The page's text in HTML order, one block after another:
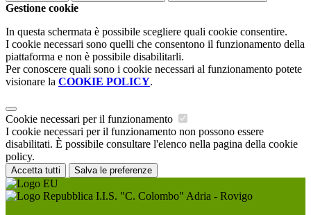
Gestione cookie
In questa schermata è possibile scegliere quali cookie consentire.
I cookie necessari sono quelli che consentono il funzionamento della
piattaforma e non è possibile disabilitarli.
Per conoscere quali sono i cookie necessari al funzionamento potete
visionare la COOKIE POLICY.
Cookie necessari per il funzionamento
I cookie necessari per il funzionamento non possono essere
disabilitati. È possibile consultare l'elenco nella pagina della cookie
policy.
Accetta tutti Salva le preferenze
I.I.S. "C. Colombo" Adria - Rovigo